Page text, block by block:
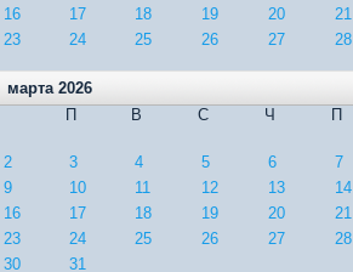
16
17 18 19 20 21
23
24 25 26 27 28
марта 2026
П
В С Ч П
2
3 4 5 6 7
9
10 11 12 13 14
16
17 18 19 20 21
23
24 25 26 27 28
30
31